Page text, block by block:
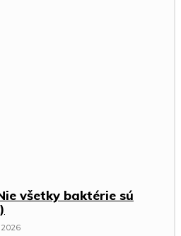
všetky baktérie sú
2026